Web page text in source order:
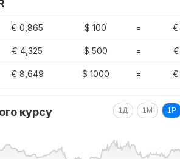
€ 0,865 $ 100 = €
€ 4,325 $ 500 =
€ 8,649 $ 1000 = €
курсу 1Д 1М 1Р